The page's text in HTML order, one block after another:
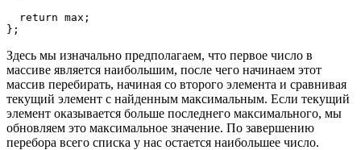
  return max;
};
Здесь мы изначально предполагаем, что первое число в
массиве является наибольшим, после чего начинаем этот
массив перебирать, начиная со второго элемента и сравнивая
текущий элемент с найденным максимальным. Если текущий
элемент оказывается больше последнего максимального, мы
обновляем это максимальное значение. По завершению
перебора всего списка у нас остается наибольшее число.